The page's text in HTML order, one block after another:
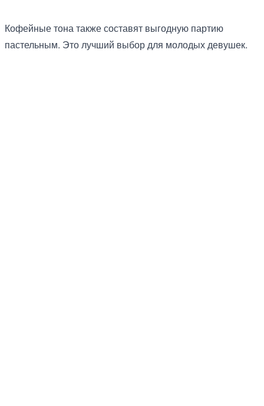
Кофейные тона также составят выгодную партию
пастельным. Это лучший выбор для молодых девушек.